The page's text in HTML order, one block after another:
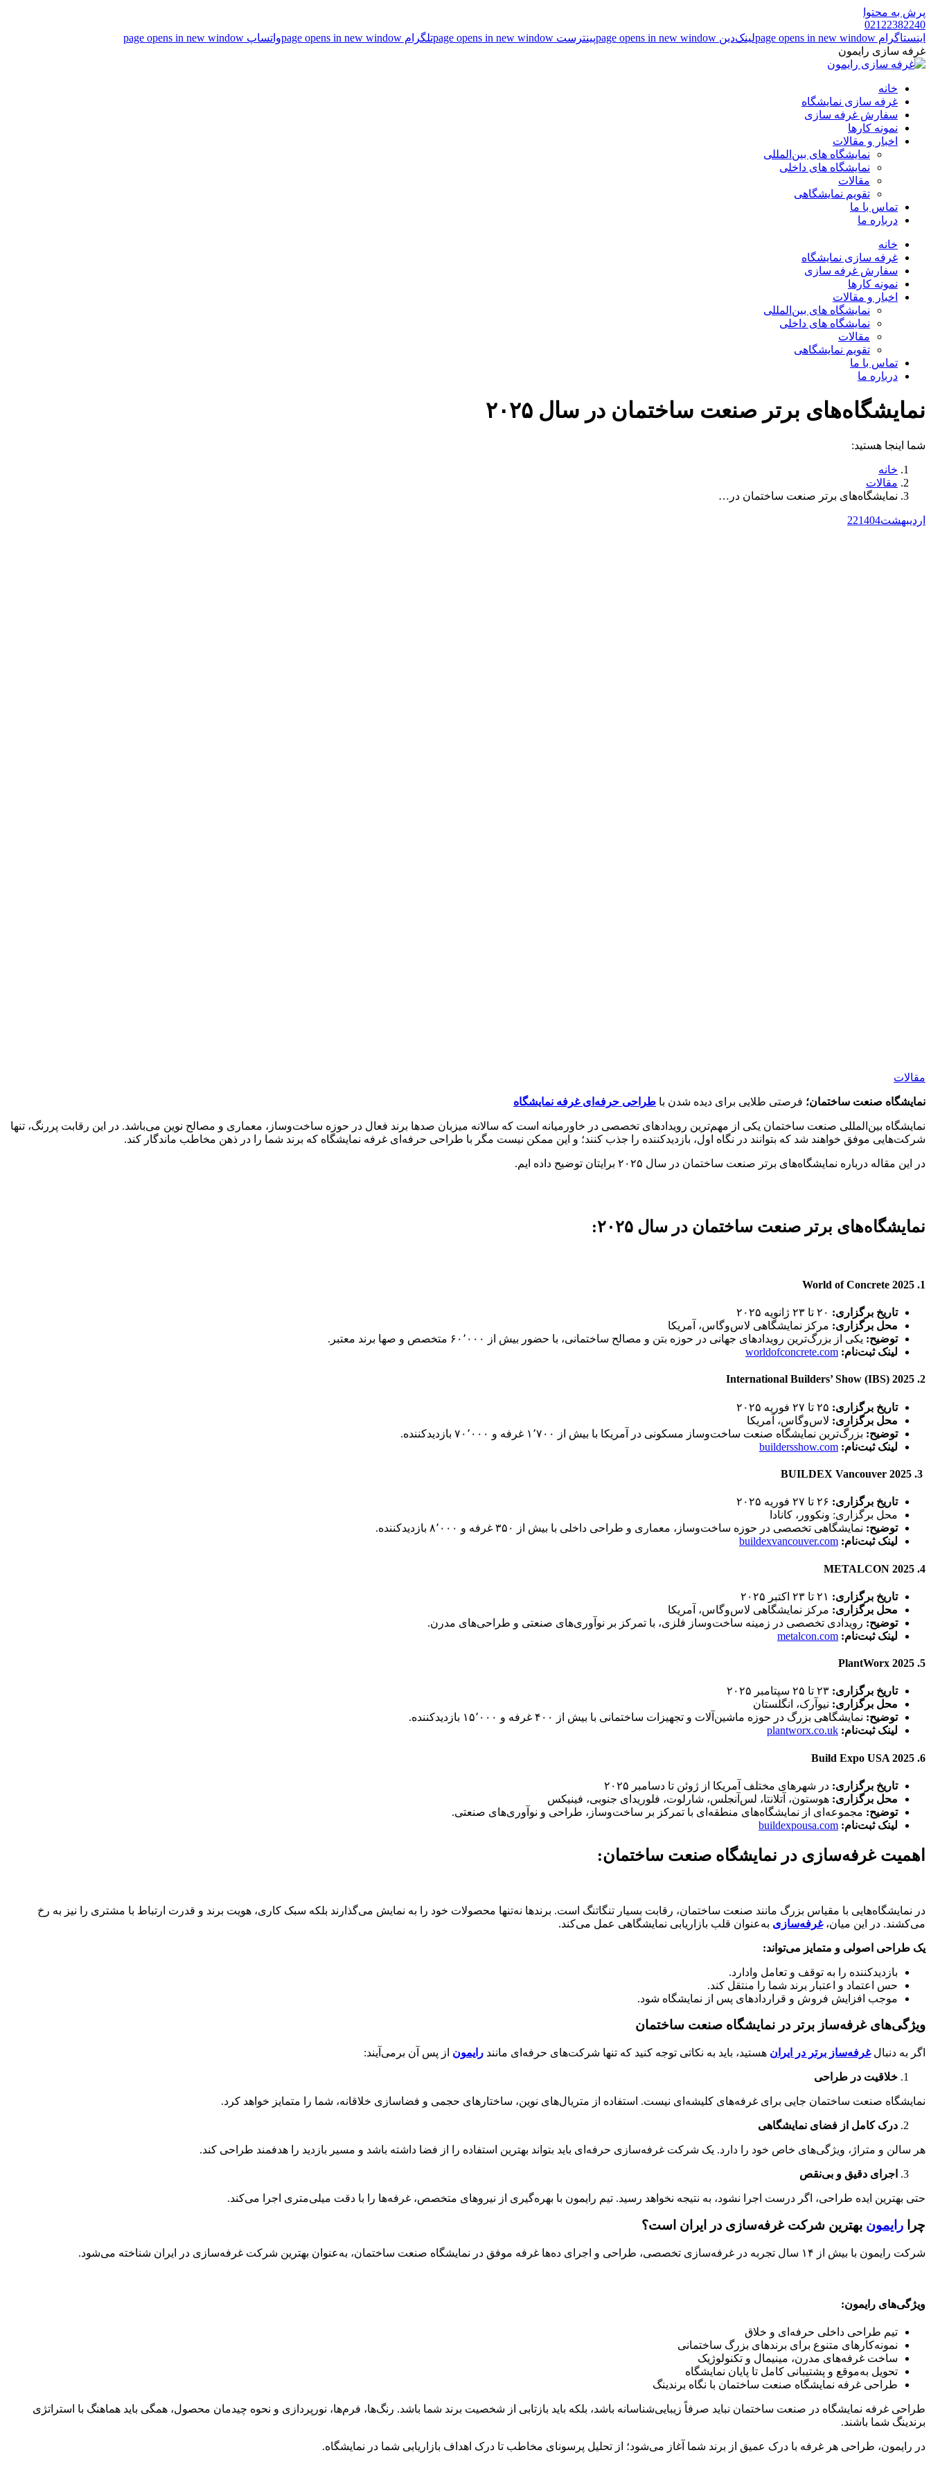
پرش به محتوا
02122382240
اینستاگرام page opens in new window
لینک‌دین page opens in new window پینترست page opens in new window تلگرام page opens in new window
واتساپ page opens in new window
غرفه سازی رایمون
خانه
غرفه سازی نمایشگاه
سفارش غرفه سازی
نمونه کارها
اخبار و مقالات
نمایشگاه های بین‌المللی
نمایشگاه های داخلی
مقالات
تقویم نمایشگاهی
تماس با ما
درباره ما
خانه
غرفه سازی نمایشگاه
سفارش غرفه سازی
نمونه کارها
اخبار و مقالات
نمایشگاه های بین‌المللی
نمایشگاه های داخلی
مقالات
تقویم نمایشگاهی
تماس با ما
درباره ما
نمایشگاه‌های برتر صنعت ساختمان در سال ۲۰۲۵
شما اینجا هستید:
خانه
مقالات
نمایشگاه‌های برتر صنعت ساختمان در…
اردیبهشت 221404
مقالات
نمایشگاه صنعت ساختمان؛ فرصتی طلایی برای دیده شدن با طراحی حرفه‌ای غرفه نمایشگاه
نمایشگاه بین‌المللی صنعت ساختمان یکی از مهم‌ترین رویدادهای تخصصی در خاورمیانه است که سالانه میزبان صدها برند فعال در حوزه ساخت‌وساز، معماری و مصالح نوین می‌باشد. در این رقابت پررنگ، تنها
شرکت‌هایی موفق خواهند شد که بتوانند در نگاه اول، بازدیدکننده را جذب کنند؛ و این ممکن نیست مگر با طراحی حرفه‌ای غرفه نمایشگاه که برند شما را در ذهن مخاطب ماندگار کند.
در این مقاله درباره نمایشگاه‌های برتر صنعت ساختمان در سال ۲۰۲۵ برایتان توضیح داده ایم.
نمایشگاه‌های برتر صنعت ساختمان در سال ۲۰۲۵:
1. World of Concrete 2025
تاریخ برگزاری:
محل برگزاری: مرکز نمایشگاهی لاس‌وگاس، آمریکا
توضیح: یکی از بزرگ‌ترین رویدادهای جهانی در حوزه بتن و مصالح ساختمانی، با حضور بیش از ۶۰٬۰۰۰ متخصص و صها برند معتبر.
لینک ثبت‌نام: worldofconcrete.com
2. International Builders’ Show (IBS) 2025
تاریخ برگزاری:
محل برگزاری: لاس‌وگاس، آمریکا
توضیح: بزرگ‌ترین نمایشگاه صنعت ساخت‌وساز مسکونی در آمریکا با بیش از ۱٬۷۰۰ غرفه و ۷۰٬۰۰۰ بازدیدکننده.
لینک ثبت‌نام: buildersshow.com
تاریخ برگزاری:
محل برگزاری: ونکوور، کانادا
توضیح: نمایشگاهی تخصصی در حوزه ساخت‌وساز، معماری و طراحی داخلی با بیش از ۳۵۰ غرفه و ۸٬۰۰۰ بازدیدکننده.
لینک ثبت‌نام: buildexvancouver.com
4. METALCON 2025
تاریخ برگزاری:
محل برگزاری: مرکز نمایشگاهی لاس‌وگاس، آمریکا
توضیح: رویدادی تخصصی در زمینه ساخت‌وساز فلزی، با تمرکز بر نوآوری‌های صنعتی و طراحی‌های مدرن.
لینک ثبت‌نام: metalcon.com
5. PlantWorx 2025
تاریخ برگزاری:
محل برگزاری: نیوآرک، انگلستان
توضیح: نمایشگاهی بزرگ در حوزه ماشین‌آلات و تجهیزات ساختمانی با بیش از ۴۰۰ غرفه و ۱۵٬۰۰۰ بازدیدکننده.
لینک ثبت‌نام: plantworx.co.uk
6. Build Expo USA 2025
تاریخ برگزاری: در شهرهای مختلف آمریکا از ژوئن تا دسامبر ۲۰۲۵
محل برگزاری: هوستون، آتلانتا، لس‌آنجلس، شارلوت، فلوریدای جنوبی، فینیکس
توضیح: مجموعه‌ای از نمایشگاه‌های منطقه‌ای با تمرکز بر ساخت‌وساز، طراحی و نوآوری‌های صنعتی.
لینک ثبت‌نام: buildexpousa.com
اهمیت غرفه‌سازی در نمایشگاه صنعت ساختمان:
در نمایشگاه‌هایی با مقیاس بزرگ مانند صنعت ساختمان، رقابت بسیار تنگاتنگ است. برندها نه‌تنها محصولات خود را به نمایش می‌گذارند بلکه سبک کاری، هویت برند و قدرت ارتباط با مشتری را نیز به رخ
می‌کشند. در این میان،غرفه‌سازی به‌عنوان قلب بازاریابی نمایشگاهی عمل می‌کند.
یک طراحی اصولی و متمایز می‌تواند:
بازدیدکننده را به توقف و تعامل وادارد.
حس اعتماد و اعتبار برند شما را منتقل کند.
موجب افزایش فروش و قراردادهای پس از نمایشگاه شود.
ویژگی‌های غرفه‌ساز برتر در نمایشگاه صنعت ساختمان
اگر به دنبالغرفه‌ساز برتر در ایران هستید، باید به نکاتی توجه کنید که تنها شرکت‌های حرفه‌ای مانند رایمون از پس آن برمی‌آیند:
خلاقیت در طراحی
نمایشگاه صنعت ساختمان جایی برای غرفه‌های کلیشه‌ای نیست. استفاده از متریال‌های نوین، ساختارهای حجمی و فضاسازی خلاقانه، شما را متمایز خواهد کرد.
درک کامل از فضای نمایشگاهی
هر سالن و متراژ، ویژگی‌های خاص خود را دارد. یک شرکت غرفه‌سازی حرفه‌ای باید بتواند بهترین استفاده را از فضا داشته باشد و مسیر بازدید را هدفمند طراحی کند.
اجرای دقیق و بی‌نقص
حتی بهترین ایده طراحی، اگر درست اجرا نشود، به نتیجه نخواهد رسید. تیم رایمون با بهره‌گیری از نیروهای متخصص، غرفه‌ها را با دقت میلی‌متری اجرا می‌کند.
چرا رایمون بهترین شرکت غرفه‌سازی در ایران است؟
شرکت رایمون با بیش از ۱۴ سال تجربه در غرفه‌سازی تخصصی، طراحی و اجرای ده‌ها غرفه موفق در نمایشگاه صنعت ساختمان، به‌عنوان بهترین شرکت غرفه‌سازی در ایران شناخته می‌شود.
ویژگی‌های رایمون:
تیم طراحی داخلی حرفه‌ای و خلاق
نمونه‌کارهای متنوع برای برندهای بزرگ ساختمانی
ساخت غرفه‌های مدرن، مینیمال و تکنولوژیک
تحویل به‌موقع و پشتیبانی کامل تا پایان نمایشگاه
طراحی غرفه نمایشگاه صنعت ساختمان با نگاه برندینگ
طراحی غرفه نمایشگاه در صنعت ساختمان نباید صرفاً زیبایی‌شناسانه باشد، بلکه باید بازتابی از شخصیت برند شما باشد. رنگ‌ها، فرم‌ها، نورپردازی و نحوه چیدمان محصول، همگی باید هماهنگ با استراتژی
برندینگ شما باشند.
در رایمون، طراحی هر غرفه با درک عمیق از برند شما آغاز می‌شود؛ از تحلیل پرسونای مخاطب تا درک اهداف بازاریابی شما در نمایشگاه.